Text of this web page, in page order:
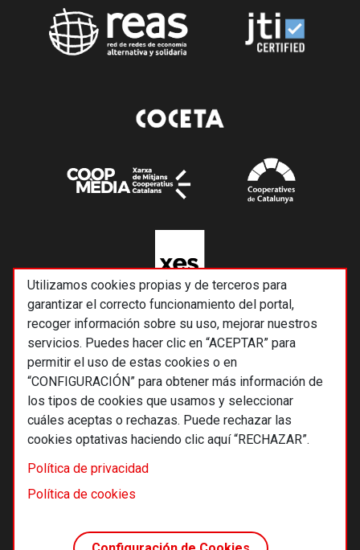
Utilizamos cookies propias y de terceros para
garantizar el correcto funcionamiento del portal,
recoger información sobre su uso, mejorar nuestros
servicios. Puedes hacer clic en “ACEPTAR” para
permitir el uso de estas cookies o en
“CONFIGURACIÓN” para obtener más información de
los tipos de cookies que usamos y seleccionar
cuáles aceptas o rechazas. Puede rechazar las
cookies optativas haciendo clic aquí “RECHAZAR”.
Política de privacidad
Política de cookies
© 2026 Alternativas económicas SCCL
Footer
Términos y condiciones de uso
Política de cookies